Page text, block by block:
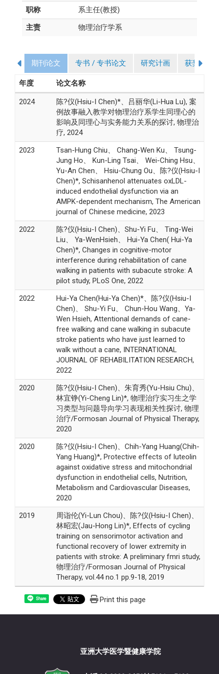
职称
系主任(教授)
主责
物理治疗学系
期刊论文 专书 / 专书论文 研究计画 获奖
年度 论文名称
2024
陈?仪(Hsiu-I Chen)*、吕丽华(Li-Hua Lu), 案
例故事融入教学对物理治疗系学生同理心的
影响及同理心与实务能力关系的探讨, 物理治
疗, 2024
2023
Tsan-Hung Chiu、 Chang-Wen Ku、 Tsung-
Jung Ho、 Kun-Ling Tsai、 Wei-Ching Hsu、
Yu-An Chen、 Hsiu-Chung Ou、陈?仪(Hsiu-I
Chen)*, Schisanhenol attenuates oxLDL-
induced endothelial dysfunction via an
AMPK-dependent mechanism, The American
journal of Chinese medicine, 2023
2022
陈?仪(Hsiu-I Chen)、Shu-Yi Fu、 Ting-Wei
Liu、 Ya-WenHsieh、 Hui-Ya Chen( Hui-Ya
Chen)*, Changes in cognitive-motor
interference during rehabilitation of cane
walking in patients with subacute stroke: A
pilot study, PLoS One, 2022
2022
Hui-Ya Chen(Hui-Ya Chen)*、陈?仪(Hsiu-I
Chen)、 Shu-Yi Fu、 Chun-Hou Wang、Ya-
Wen Hsieh, Attentional demands of cane-
free walking and cane walking in subacute
stroke patients who have just learned to
walk without a cane, INTERNATIONAL
JOURNAL OF REHABILITATION RESEARCH,
2022
2020
陈?仪(Hsiu-I Chen)、朱育秀(Yu-Hsiu Chu)、
林宜铮(Yi-Cheng Lin)*, 物理治疗实习生之学
习类型与问题导向学习表现相关性探讨, 物理
治疗/Formosan Journal of Physical Therapy,
2020
2020
陈?仪(Hsiu-I Chen)、Chih-Yang Huang(Chih-
Yang Huang)*, Protective effects of luteolin
against oxidative stress and mitochondrial
dysfunction in endothelial cells, Nutrition,
Metabolism and Cardiovascular Diseases,
2020
2019
周诣伦(Yi-Lun Chou)、陈?仪(Hsiu-I Chen)、
林昭宏(Jau-Hong Lin)*, Effects of cycling
training on sensorimotor activation and
functional recovery of lower extremity in
patients with stroke: A preliminary fmri study,
物理治疗/Formosan Journal of Physical
Therapy, vol.44 no.1 pp.9-18, 2019
Share Print this page
亚洲大学医学暨健康学院